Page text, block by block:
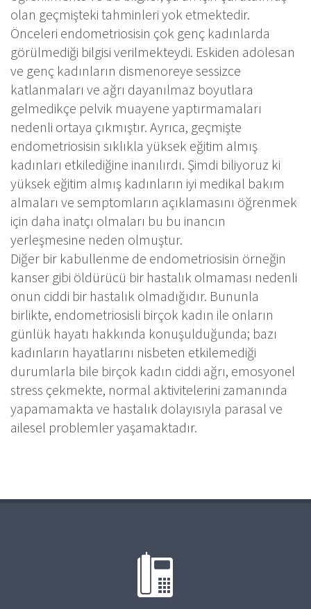
olan geçmişteki tahminleri yok etmektedir.
Önceleri endometriosisin çok genç kadınlarda
görülmediği bilgisi verilmekteydi. Eskiden adolesan
ve genç kadınların dismenoreye sessizce
katlanmaları ve ağrı dayanılmaz boyutlara
gelmedikçe pelvik muayene yaptırmamaları
nedenli ortaya çıkmıştır. Ayrıca, geçmişte
endometriosisin sıklıkla yüksek eğitim almış
kadınları etkilediğine inanılırdı. Şimdi biliyoruz ki
yüksek eğitim almış kadınların iyi medikal bakım
almaları ve semptomların açıklamasını öğrenmek
için daha inatçı olmaları bu bu inancın
yerleşmesine neden olmuştur.
Diğer bir kabullenme de endometriosisin örneğin
kanser gibi öldürücü bir hastalık olmaması nedenli
onun ciddi bir hastalık olmadığıdır. Bununla
birlikte, endometriosisli birçok kadın ile onların
günlük hayatı hakkında konuşulduğunda; bazı
kadınların hayatlarını nisbeten etkilemediği
durumlarla bile birçok kadın ciddi ağrı, emosyonel
stress çekmekte, normal aktivitelerini zamanında
yapamamakta ve hastalık dolayısıyla parasal ve
ailesel problemler yaşamaktadır.